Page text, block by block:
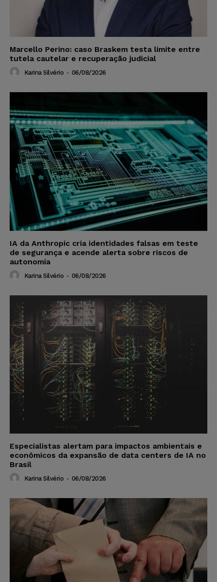
Marcello Perino: caso Braskem testa limite entre
tutela cautelar e recuperação judicial
Karina Silvério - 06/08/2026
IA da Anthropic cria identidades falsas em teste
de segurança e acende alerta sobre riscos de
autonomia
Karina Silvério - 06/08/2026
Especialistas alertam para impactos ambientais e
econômicos da expansão de data centers de IA no
Brasil
Karina Silvério - 06/08/2026